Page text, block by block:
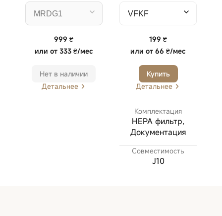
999 ₴
или от 333 ₴/мес
Нет в наличии
Детальнее
199 ₴
илиот 66 ₴/мес
Купить
Детальнее
Комплектация
HEPA фильтр,
Документация
Совместимость
J10